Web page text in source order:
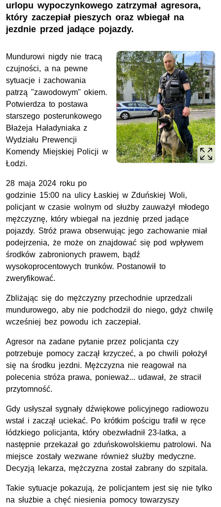
urlopu wypoczynkowego zatrzymał agresora,
który zaczepiał pieszych oraz wbiegał na
jezdnie przed jadące pojazdy.
Mundurowi nigdy nie tracą
czujności, a na pewne
sytuacje i zachowania
patrzą "zawodowym" okiem.
Potwierdza to postawa
starszego posterunkowego
Błażeja Haładyniaka z
Wydziału Prewencji
Komendy Miejskiej Policji w
Łodzi.
28 maja 2024 roku po
godzinie 15:00 na ulicy Łaskiej w Zduńskiej Woli,
policjant w czasie wolnym od służby zauważył młodego
mężczyznę, który wbiegał na jezdnię przed jadące
pojazdy. Stróż prawa obserwując jego zachowanie miał
podejrzenia, że może on znajdować się pod wpływem
środków zabronionych prawem, bądź
wysokoprocentowych trunków. Postanowił to
zweryfikować.
Zbliżając się do mężczyzny przechodnie uprzedzali
mundurowego, aby nie podchodził do niego, gdyż chwilę
wcześniej bez powodu ich zaczepiał.
Agresor na zadane pytanie przez policjanta czy
potrzebuje pomocy zaczął krzyczeć, a po chwili położył
się na środku jezdni. Mężczyzna nie reagował na
polecenia stróża prawa, ponieważ... udawał, że stracił
przytomność.
Gdy usłyszał sygnały dźwiękowe policyjnego radiowozu
wstał i zaczął uciekać. Po krótkim pościgu trafił w ręce
łódzkiego policjanta, który obezwładnił 23-latka, a
następnie przekazał go zduńskowolskiemu patrolowi. Na
miejsce zostały wezwane również służby medyczne.
Decyzją lekarza, mężczyzna został zabrany do szpitala.
Takie sytuacje pokazują, że policjantem jest się nie tylko
na służbie a chęć niesienia pomocy towarzyszy